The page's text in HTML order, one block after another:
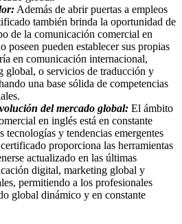
Además de abrir puertas a empleos
también brinda la oportunidad de
de la comunicación comercial en
poseen pueden establecer sus propias
en comunicación internacional,
global, o servicios de traducción y
una base sólida de competencias
del mercado global: El ámbito
en inglés está en constante
tecnologías y tendencias emergentes
proporciona las herramientas
actualizado en las últimas
digital, marketing global y
permitiendo a los profesionales
global dinámico y en constante